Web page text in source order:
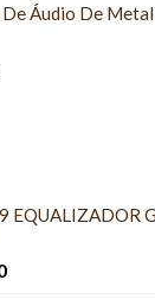
Áudio De
EQUALIZADOR